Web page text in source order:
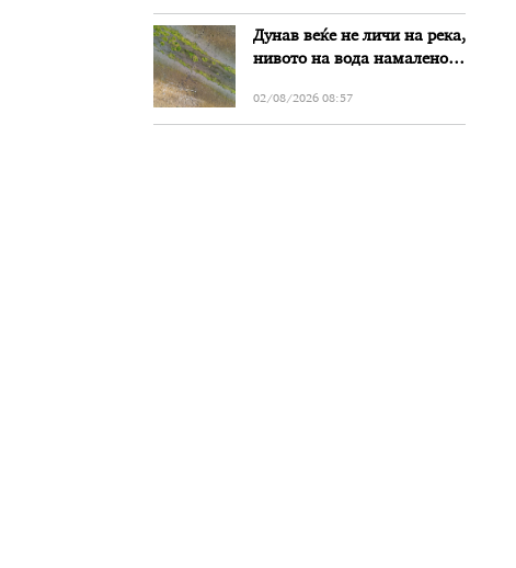
Дунав веќе не личи на река,
нивото на вода намалено
Бугарија
02/08/2026 08:57